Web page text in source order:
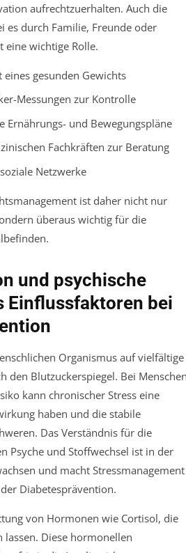
aufrechtzuerhalten. Auch die
es durch Familie, Freunde oder
eine wichtige Rolle.
gesunden Gewichts
Messungen zur Kontrolle
Ernährungs- und Bewegungspläne
Fachkräften zur Beratung
Netzwerke
ist daher nicht nur
überaus wichtig für die
und psychische
Einflussfaktoren bei
Organismus auf vielfältige
den Blutzuckerspiegel. Bei
kann chronischer Stress eine
haben und die stabile
Das Verständnis für die
Psyche und Stoffwechsel ist in der
und macht Stressmanagement
Diabetesprävention.
von Hormonen wie Cortisol, die
lassen. Diese hormonellen